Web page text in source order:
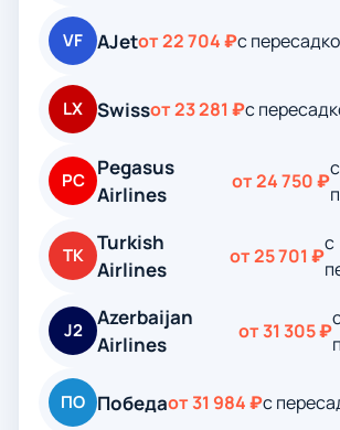
VF AJetот 22 704 ₽с
LX Swissот 23 281 ₽с
PC
Pegasus
Airlines
от 24 750 ₽
с
TK
Turkish
Airlines
от 25 701 ₽
с
J2
Azerbaijan
Airlines
от 31 305 ₽
ПО Победаот 31 984 ₽с